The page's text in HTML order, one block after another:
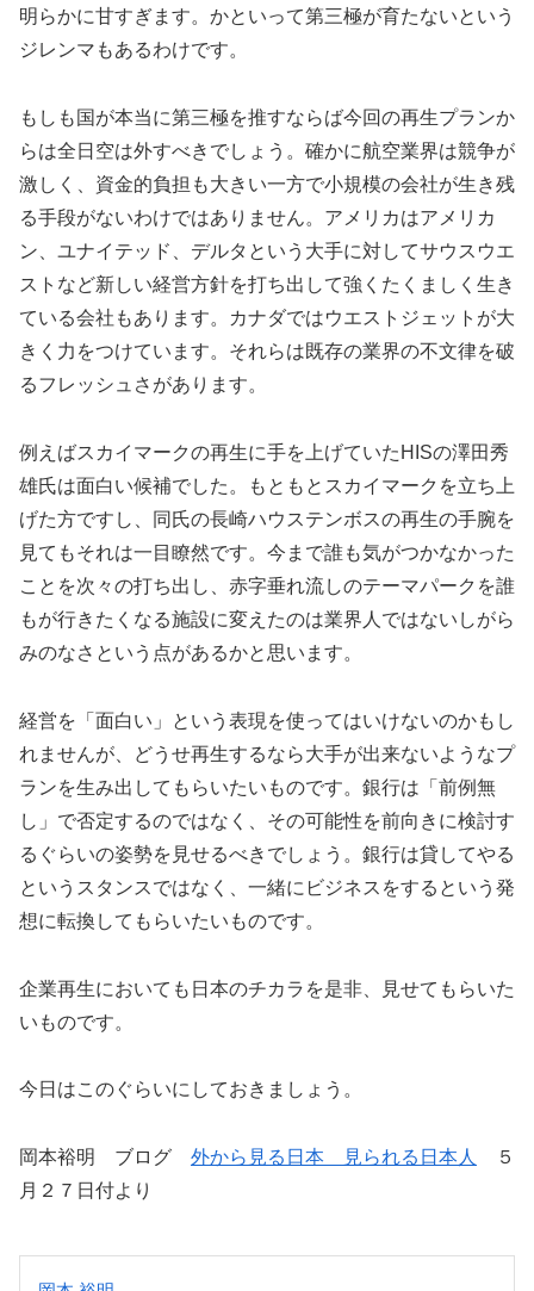
明らかに甘すぎます。かといって第三極が育たないという
ジレンマもあるわけです。
もしも国が本当に第三極を推すならば今回の再生プランか
らは全日空は外すべきでしょう。確かに航空業界は競争が
激しく、資金的負担も大きい一方で小規模の会社が生き残
る手段がないわけではありません。アメリカはアメリカ
ン、ユナイテッド、デルタという大手に対してサウスウエ
ストなど新しい経営方針を打ち出して強くたくましく生き
ている会社もあります。カナダではウエストジェットが大
きく力をつけています。それらは既存の業界の不文律を破
るフレッシュさがあります。
例えばスカイマークの再生に手を上げていたHISの澤田秀
雄氏は面白い候補でした。もともとスカイマークを立ち上
げた方ですし、同氏の長崎ハウステンボスの再生の手腕を
見てもそれは一目瞭然です。今まで誰も気がつかなかった
ことを次々の打ち出し、赤字垂れ流しのテーマパークを誰
もが行きたくなる施設に変えたのは業界人ではないしがら
みのなさという点があるかと思います。
経営を「面白い」という表現を使ってはいけないのかもし
れませんが、どうせ再生するなら大手が出来ないようなプ
ランを生み出してもらいたいものです。銀行は「前例無
し」で否定するのではなく、その可能性を前向きに検討す
るぐらいの姿勢を見せるべきでしょう。銀行は貸してやる
というスタンスではなく、一緒にビジネスをするという発
想に転換してもらいたいものです。
企業再生においても日本のチカラを是非、見せてもらいた
いものです。
今日はこのぐらいにしておきましょう。
岡本裕明 ブログ 外から見る日本 見られる日本人
５
月２７日付より